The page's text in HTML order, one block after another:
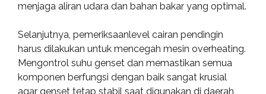
menjaga aliran udara dan bahan bakar yang optimal.
Selanjutnya, pemeriksaanlevel cairan pendingin
harus dilakukan untuk mencegah mesin overheating.
Mengontrol suhu genset dan memastikan semua
komponen berfungsi dengan baik sangat krusial
agar genset tetap stabil saat digunakan di daerah